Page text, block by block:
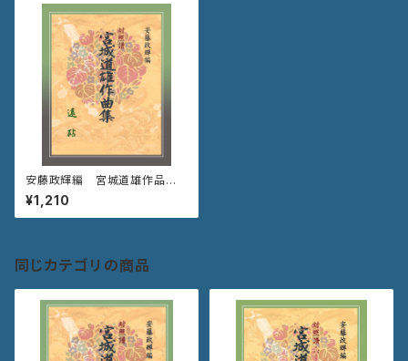
安藤政輝編 宮城道雄作品集
《遠 砧》
¥1,210
同じカテゴリの商品